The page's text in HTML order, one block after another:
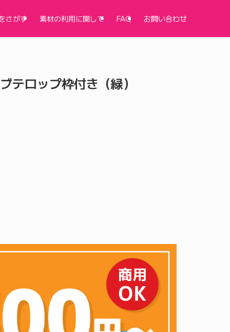
さがす 素材の利用に関して FAQ お問い合わせ
テロップ枠付き（緑）